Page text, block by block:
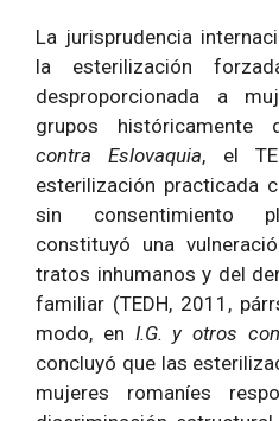
La jurisprudencia
la esterilización
desproporcionada a
grupos históricamente
contra Eslovaquia, el
esterilización practicada
sin consentimiento
constituyó una
tratos inhumanos y del
familiar (TEDH, 2011,
modo, en I.G. y otros
concluyó que las
mujeres romaníes